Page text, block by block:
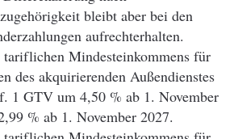
bleibt aber bei den
aufrechterhalten.
tariflichen Mindesteinkommens für
des akquirierenden Außendienstes
1 GTV um 4,50 % ab 1. November
% ab 1. November 2027.